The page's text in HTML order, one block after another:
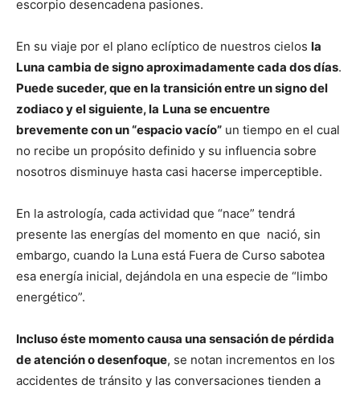
escorpio desencadena pasiones.
En su viaje por el plano eclíptico de nuestros cielos la
Luna cambia de signo aproximadamente cada dos días.
Puede suceder, que en la transición entre un signo del
zodiaco y el siguiente, la Luna se encuentre
brevemente con un “espacio vacío” un tiempo en el cual
no recibe un propósito definido y su influencia sobre
nosotros disminuye hasta casi hacerse imperceptible.
En la astrología, cada actividad que “nace” tendrá
presente las energías del momento en que nació, sin
embargo, cuando la Luna está Fuera de Curso sabotea
esa energía inicial, dejándola en una especie de “limbo
energético”.
Incluso éste momento causa una sensación de pérdida
de atención o desenfoque, se notan incrementos en los
accidentes de tránsito y las conversaciones tienden a